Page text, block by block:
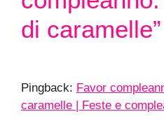
di caramelle”
Pingback: Favor
caramelle | Feste e